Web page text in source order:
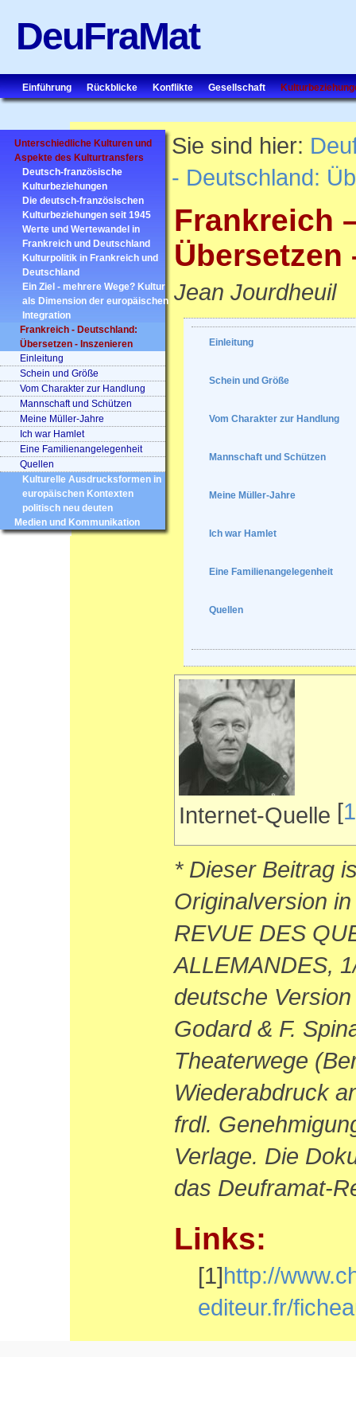
DeuFraMat
Einführung Rückblicke Konflikte Gesellschaft
Unterschiedliche Kulturen und
Aspekte des Kulturtransfers
Deutsch-französische
Kulturbeziehungen
Die deutsch-französischen
Kulturbeziehungen seit 1945
Werte und Wertewandel in
Frankreich und Deutschland
Kulturpolitik in Frankreich und
Deutschland
Ein Ziel - mehrere Wege? Kultur
als Dimension der europäischen
Integration
Frankreich - Deutschland:
Übersetzen - Inszenieren
Einleitung
Schein und Größe
Vom Charakter zur Handlung
Mannschaft und Schützen
Meine Müller-Jahre
Ich war Hamlet
Eine Familienangelegenheit
Quellen
Kulturelle Ausdrucksformen in
europäischen Kontexten
politisch neu deuten
Medien und Kommunikation
Sie sind hier:
- Deutschland:
Frankreich
Übersetzen
Jean Jourdheuil
Einleitung
Schein und Größe
Vom Charakter zur Handlung
Mannschaft und Schützen
Meine Müller-Jahre
Ich war Hamlet
Eine Familienangelegenheit
Quellen
Internet-Quelle [1
* Dieser Beitrag
Originalversion
REVUE DES
ALLEMANDES,
deutsche
Godard & F.
Theaterwege
Wiederabdruck
frdl.
Verlage. Die
das Deuframat-
Links:
[1]http://
editeur.fr/